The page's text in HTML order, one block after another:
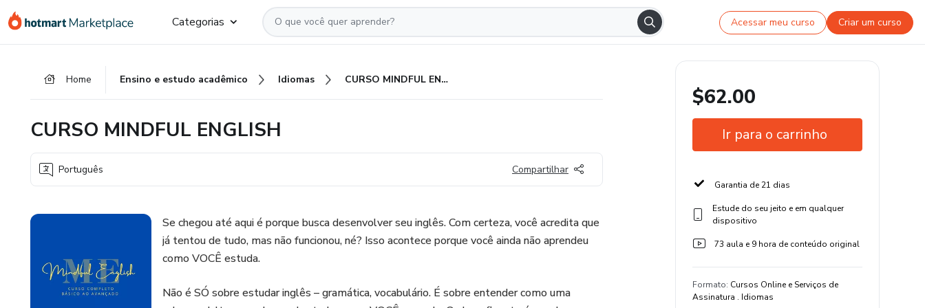
para
para
para
Categorias Acessar meu curso Criar um curso
Home Ensino e estudo acadêmico Idiomas CURSO MINDFUL ENGLISH
CURSO MINDFUL ENGLISH
Português Compartilhar
Se chegou até aqui é porque busca desenvolver seu inglês. Com certeza, você acredita que
já tentou de tudo, mas não funcionou, né? Isso acontece porque você ainda não aprendeu
como VOCÊ estuda.
Não é SÓ sobre estudar inglês – gramática, vocabulário. É sobre entender como uma
$62.00
Ir para o carrinho
Garantia de 21 dias
Estude do seu jeito e em qualquer
dispositivo
73 aula e 9 hora de conteúdo original
Formato: Cursos Online e Serviços de
Assinatura . Idiomas